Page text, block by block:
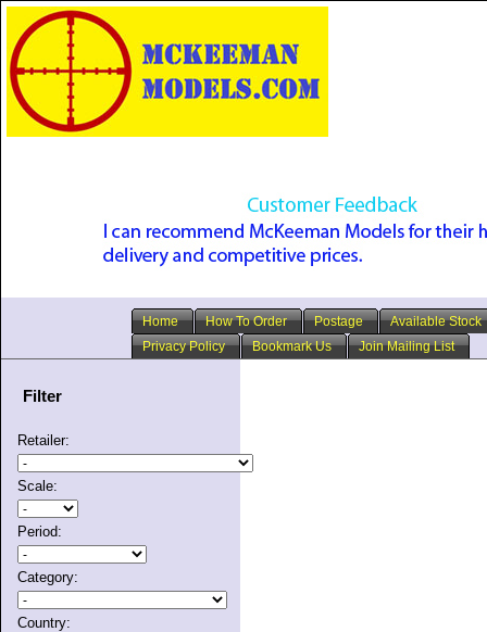
Home How To Order Postage
Available Stock
Privacy Policy
Bookmark Us Join Mailing List
Filter
Retailer:
Scale:
Period:
Category:
Country: